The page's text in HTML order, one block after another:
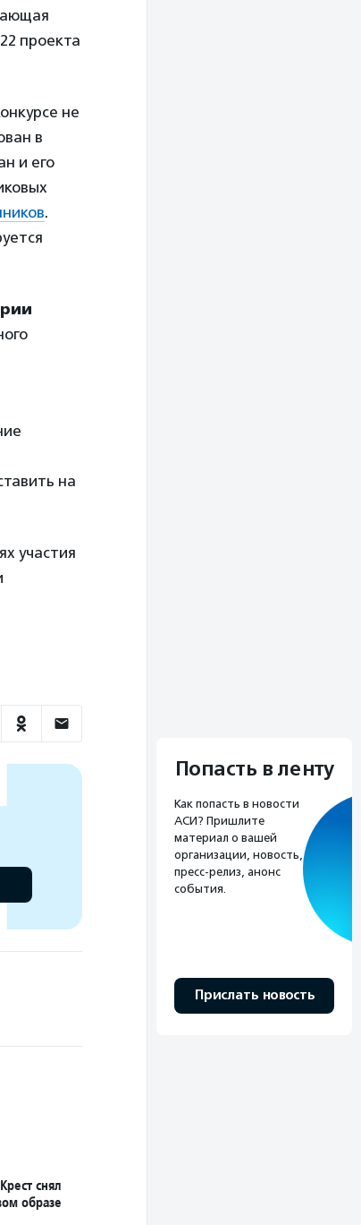
проекта
не
в
и его
.
на
участия
снял
образе
Попасть в ленту
Как попасть в новости
АСИ? Пришлите
материал о вашей
организации, новость,
пресс-релиз, анонс
события.
Прислать новость